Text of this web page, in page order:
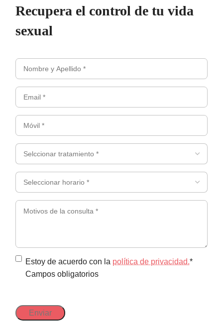
Recupera el control de tu vida
sexual
Nombre
y
apellidos
*
(Obligatorio)
*
(Obligatorio)
*
(Obligatorio)
tratamiento
*
(Obligatorio)
horario
*
(Obligatorio)
*
Política
de
Estoy de acuerdo con la política de privacidad.*
Campos obligatorios